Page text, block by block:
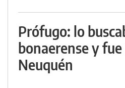
Prófugo: lo
bonaerense y
Neuquén